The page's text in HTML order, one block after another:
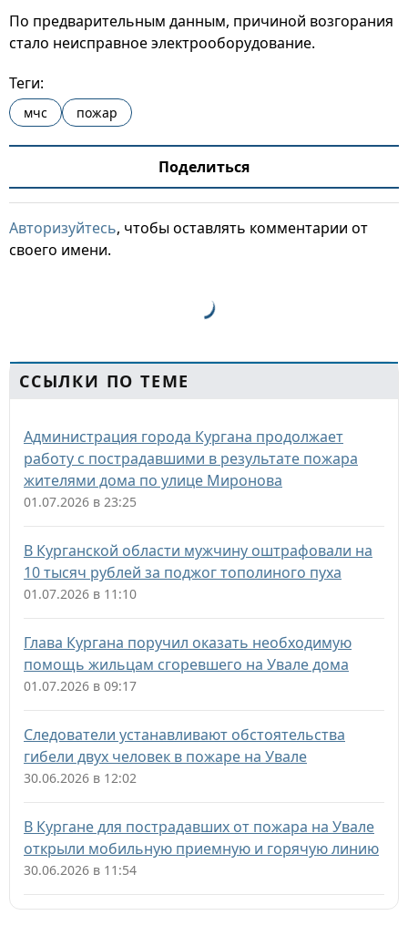
По предварительным данным, причиной возгорания
стало неисправное электрооборудование.
Теги:
мчс пожар
Поделиться
Авторизуйтесь, чтобы оставлять комментарии от
своего имени.
ССЫЛКИ ПО ТЕМЕ
Администрация города Кургана продолжает
работу с пострадавшими в результате пожара
жителями дома по улице Миронова
01.07.2026 в 23:25
В Курганской области мужчину оштрафовали на
10 тысяч рублей за поджог тополиного пуха
01.07.2026 в 11:10
Глава Кургана поручил оказать необходимую
помощь жильцам сгоревшего на Увале дома
01.07.2026 в 09:17
Следователи устанавливают обстоятельства
гибели двух человек в пожаре на Увале
30.06.2026 в 12:02
В Кургане для пострадавших от пожара на Увале
открыли мобильную приемную и горячую линию
30.06.2026 в 11:54